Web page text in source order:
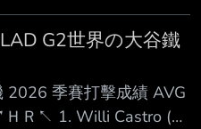
G2世界の大谷鐵
2026 季賽打擊成績 AVG
Ｒ↖ 1. Willi Castro (S)